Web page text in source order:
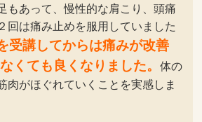
もあって、慢性的な肩こり、頭痛
回は痛み止めを服用していました
受講してからは痛みが改善
くても良くなりました。体の
肉がほぐれていくことを実感しま